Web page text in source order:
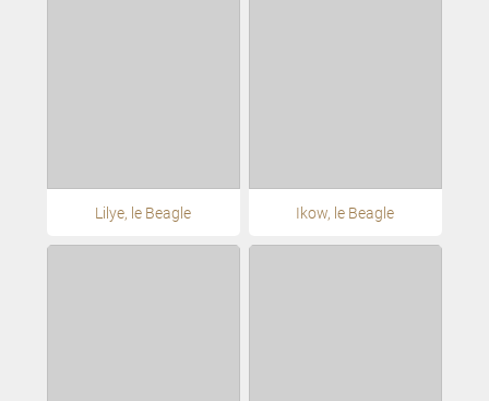
Lilye, le Beagle Ikow, le Beagle